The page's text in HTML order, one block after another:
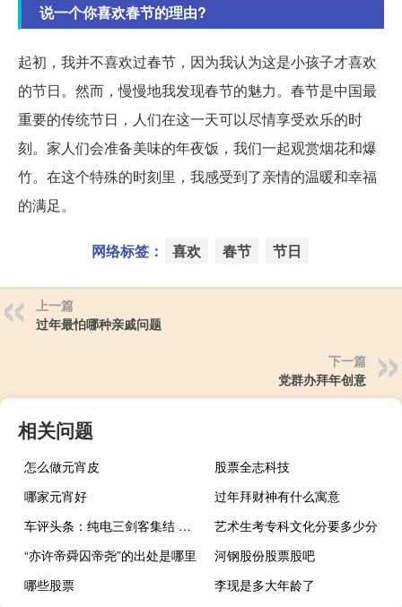
说一个你喜欢春节的理由?
起初，我并不喜欢过春节，因为我认为这是小孩子才喜欢
的节日。然而，慢慢地我发现春节的魅力。春节是中国最
重要的传统节日，人们在这一天可以尽情享受欢乐的时
刻。家人们会准备美味的年夜饭，我们一起观赏烟花和爆
竹。在这个特殊的时刻里，我感受到了亲情的温暖和幸福
的满足。
网络标签： 喜欢 春节 节日
上一篇
过年最怕哪种亲戚问题
下一篇
党群办拜年创意
相关问题
怎么做元宵皮
股票全志科技
哪家元宵好
过年拜财神有什么寓意
车评头条：纯电三剑客集结 抢先试驾大众纯电系列
艺术生考专科文化分要多少分
“亦许帝舜囚帝尧”的出处是哪里
河钢股份股票股吧
哪些股票
李现是多大年龄了